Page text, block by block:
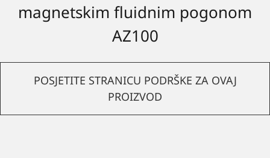
magnetskim fluidnim pogonom
AZ100
POSJETITE STRANICU PODRŠKE ZA OVAJ
PROIZVOD